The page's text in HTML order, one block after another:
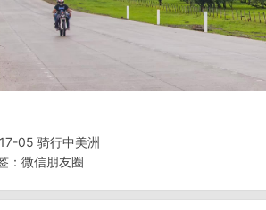
05 骑行中美洲
： 微信朋友圈